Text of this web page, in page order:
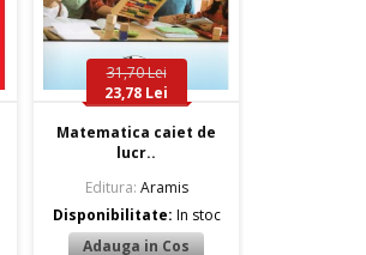
31,70 Lei
23,78 Lei
Matematica caiet de
lucr..
Editura: Aramis
Disponibilitate: In stoc